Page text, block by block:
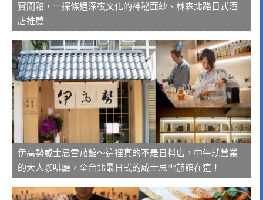
實開箱，一探條通深夜文化的神秘面紗、林森北路日式酒
店推薦
伊高勢威士忌雪茄館～這裡真的不是日料店，中午就營業
的大人咖啡廳，全台北最日式的威士忌雪茄館在這！